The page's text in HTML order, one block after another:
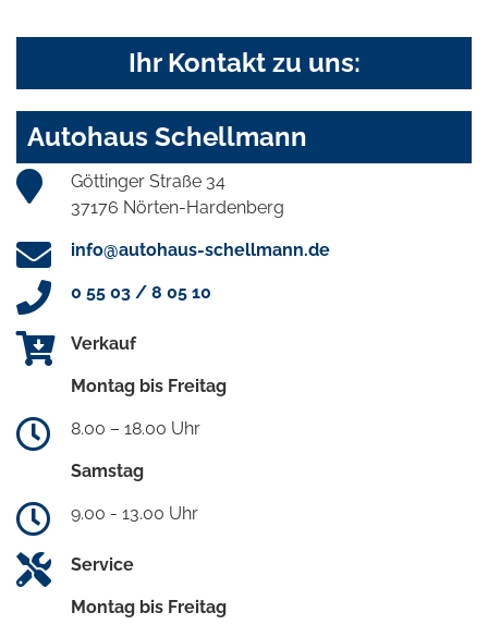
Ihr Kontakt zu uns:
Autohaus Schellmann
Göttinger Straße 34
37176 Nörten-Hardenberg
info@autohaus-schellmann.de
0 55 03 / 8 05 10
Verkauf
Montag bis Freitag
8.00 – 18.00 Uhr
Samstag
9.00 - 13.00 Uhr
Service
Montag bis Freitag